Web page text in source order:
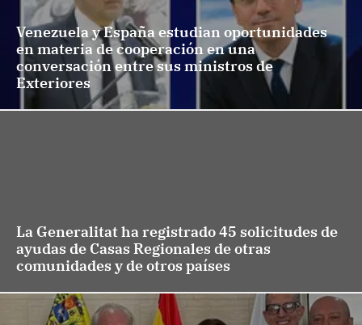
Venezuela y España estudian oportunidades
en materia de cooperación en una
conversación entre sus ministros de
Exteriores
La Generalitat ha registrado 45 solicitudes de
ayudas de Casas Regionales de otras
comunidades y de otros países